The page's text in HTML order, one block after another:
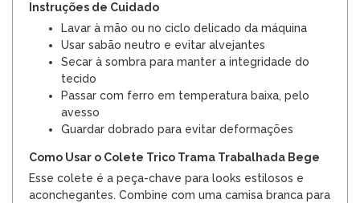
Instruções de Cuidado
Lavar à mão ou no ciclo delicado da máquina
Usar sabão neutro e evitar alvejantes
Secar à sombra para manter a integridade do
tecido
Passar com ferro em temperatura baixa, pelo
avesso
Guardar dobrado para evitar deformações
Como Usar o Colete Trico Trama Trabalhada Bege
Esse colete é a peça-chave para looks estilosos e
aconchegantes. Combine com uma camisa branca para